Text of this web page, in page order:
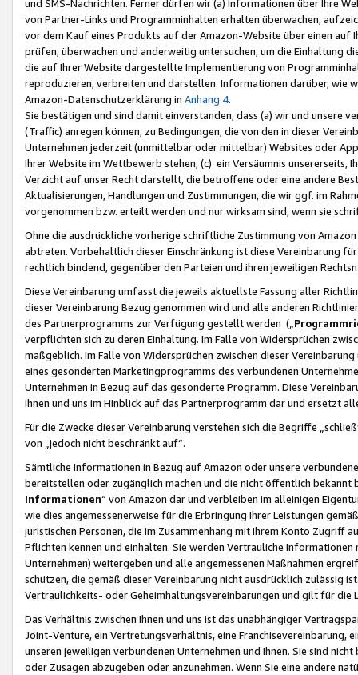
und SMS-Nachrichten. Ferner dürfen wir (a) Informationen über Ihre
von Partner-Links und Programminhalten erhalten überwachen,
vor dem Kauf eines Produkts auf der Amazon-Website über einen
prüfen, überwachen und anderweitig untersuchen, um die Einhaltung
die auf Ihrer Website dargestellte Implementierung von
reproduzieren, verbreiten und darstellen. Informationen darüber, wie
Amazon-Datenschutzerklärung in Anhang 4.
Sie bestätigen und sind damit einverstanden, dass (a) wir und
(Traffic) anregen können, zu Bedingungen, die von den in dieser
Unternehmen jederzeit (unmittelbar oder mittelbar) Websites oder
Ihrer Website im Wettbewerb stehen, (c) ein Versäumnis unsererseits,
Verzicht auf unser Recht darstellt, die betroffene oder eine andere
Aktualisierungen, Handlungen und Zustimmungen, die wir ggf. im
vorgenommen bzw. erteilt werden und nur wirksam sind, wenn sie
Ohne die ausdrückliche vorherige schriftliche Zustimmung von
abtreten. Vorbehaltlich dieser Einschränkung ist diese Vereinbarung
rechtlich bindend, gegenüber den Parteien und ihren jeweiligen
Diese Vereinbarung umfasst die jeweils aktuellste Fassung aller
dieser Vereinbarung Bezug genommen wird und alle anderen
des Partnerprogramms zur Verfügung gestellt werden („
verpflichten sich zu deren Einhaltung. Im Falle von Widersprüchen
maßgeblich. Im Falle von Widersprüchen zwischen dieser
eines gesonderten Marketingprogramms des verbundenen
Unternehmen in Bezug auf das gesonderte Programm. Diese
Ihnen und uns im Hinblick auf das Partnerprogramm dar und ersetzt
Für die Zwecke dieser Vereinbarung verstehen sich die Begriffe
von „jedoch nicht beschränkt auf“.
Sämtliche Informationen in Bezug auf Amazon oder unsere
bereitstellen oder zugänglich machen und die nicht öffentlich
Informationen“ von Amazon dar und verbleiben im alleinigen
wie dies angemessenerweise für die Erbringung Ihrer Leistungen
juristischen Personen, die im Zusammenhang mit Ihrem Konto
Pflichten kennen und einhalten. Sie werden Vertrauliche
Unternehmen) weitergeben und alle angemessenen Maßnahmen
schützen, die gemäß dieser Vereinbarung nicht ausdrücklich zulässig
Vertraulichkeits- oder Geheimhaltungsvereinbarungen und gilt für die
Das Verhältnis zwischen Ihnen und uns ist das unabhängiger
Joint-Venture, ein Vertretungsverhältnis, eine Franchisevereinbarung,
unseren jeweiligen verbundenen Unternehmen und Ihnen. Sie sind
oder Zusagen abzugeben oder anzunehmen. Wenn Sie eine andere